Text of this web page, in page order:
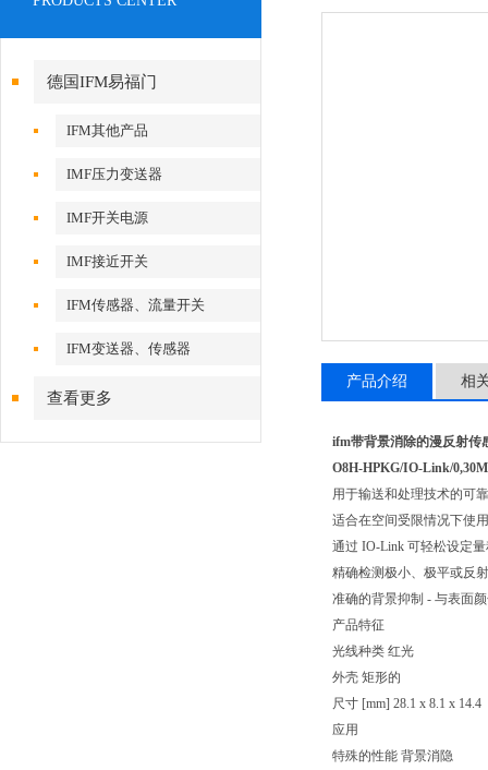
德国IFM易福门
IFM其他产品
IMF压力变送器
IMF开关电源
IMF接近开关
IFM传感器、流量开关
IFM变送器、传感器
查看更多
产品介绍 相
ifm带背景消除的漫反射传
O8H-HPKG/IO-Link/
用于输送和处理技术的可
适合在空间受限情况下使
通过 IO-Link 可轻松设定
精确检测极小、极平或反
准确的背景抑制 - 与表面
产品特征
光线种类 红光
外壳 矩形的
尺寸 [mm] 28.1 x 8.1 x 14.4
应用
特殊的性能 背景消隐